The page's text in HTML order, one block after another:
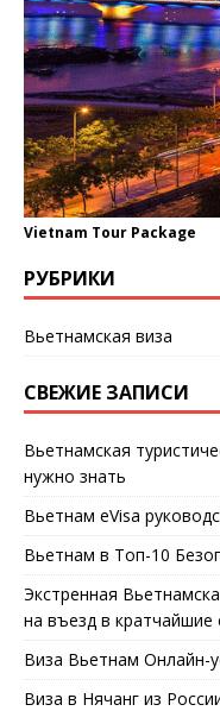
Vietnam Tour Package
РУБРИКИ
Вьетнамская виза
СВЕЖИЕ ЗАПИСИ
Вьетнамская
нужно знать
Вьетнам eVisa
Вьетнам в Топ-10
Экстренная
на въезд в кратчайшие
Виза Вьетнам Онлайн-
Виза в Нячанг из